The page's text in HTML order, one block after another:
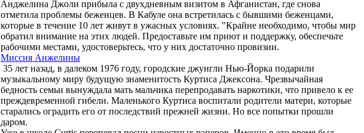
Анджелина Джоли прибыла с двухдневным визитом в Афганистан, где снова
отметила проблемы беженцев. В Кабуле она встретилась с бывшими беженцами,
которые в течение 10 лет живут в ужасных условиях. "Крайне необходимо, чтобы мир
обратил внимание на этих людей. Предоставьте им приют и поддержку, обеспечьте
рабочими местами, удостоверьтесь, что у них достаточно провизии.
Миссия Анжелины
35 лет назад, в далеком 1976 году, городские джунгли Нью-Йорка подарили
музыкальному миру будущую знаменитость Куртиса Джексона. Чрезвычайная
бедность семьи вынуждала мать мальчика перепродавать наркотики, что привело к ее
преждевременной гибели. Маленького Куртиса воспитали родители матери, которые
старались оградить его от последствий прежней жизни. Но все попытки прошли
даром.